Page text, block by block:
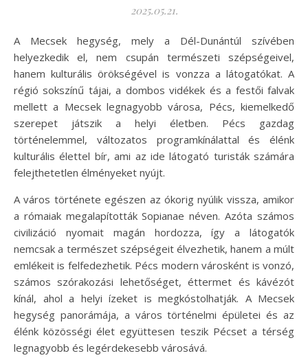
2025.05.21.
A Mecsek hegység, mely a Dél-Dunántúl szívében
helyezkedik el, nem csupán természeti szépségeivel,
hanem kulturális örökségével is vonzza a látogatókat. A
régió sokszínű tájai, a dombos vidékek és a festői falvak
mellett a Mecsek legnagyobb városa, Pécs, kiemelkedő
szerepet játszik a helyi életben. Pécs gazdag
történelemmel, változatos programkínálattal és élénk
kulturális élettel bír, ami az ide látogató turisták számára
felejthetetlen élményeket nyújt.
A város története egészen az ókorig nyúlik vissza, amikor
a rómaiak megalapították Sopianae néven. Azóta számos
civilizáció nyomait magán hordozza, így a látogatók
nemcsak a természet szépségeit élvezhetik, hanem a múlt
emlékeit is felfedezhetik. Pécs modern városként is vonzó,
számos szórakozási lehetőséget, éttermet és kávézót
kínál, ahol a helyi ízeket is megkóstolhatják. A Mecsek
hegység panorámája, a város történelmi épületei és az
élénk közösségi élet együttesen teszik Pécset a térség
legnagyobb és legérdekesebb városává.